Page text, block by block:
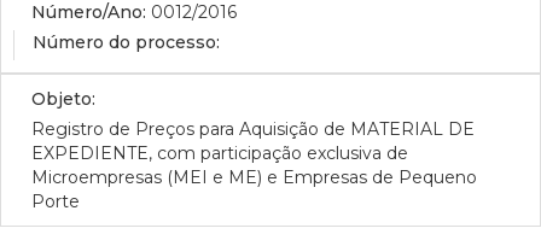
Número/Ano: 0012/2016
Número do processo:
Objeto:
Registro de Preços para Aquisição de MATERIAL DE
EXPEDIENTE, com participação exclusiva de
Microempresas (MEI e ME) e Empresas de Pequeno
Porte